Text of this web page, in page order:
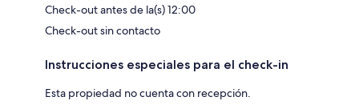
Check-out antes de la(s) 12:00
Check-out sin contacto
Instrucciones especiales para el check-in
Esta propiedad no cuenta con recepción.